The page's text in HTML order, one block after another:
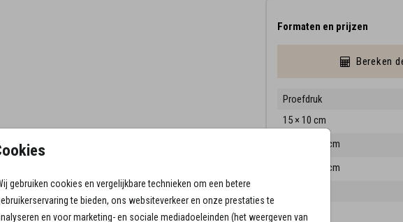
gebruiken cookies en vergelijkbare technieken om een betere
te bieden, ons websiteverkeer en onze prestaties te
en voor marketing- en sociale mediadoeleinden (het weergeven van
Formaten en prijzen
Bereken
Proefdruk
15 × 10 cm
17.1 × 11.4 cm
21.6 × 14.4 cm